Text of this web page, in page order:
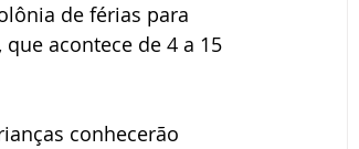
de férias para
acontece de 4 a 15
conhecerão